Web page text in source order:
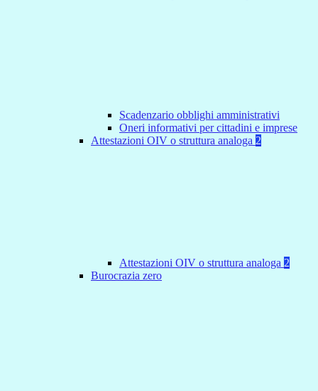
Scadenzario obblighi amministrativi
Oneri informativi per cittadini e imprese
Attestazioni OIV o struttura analoga 2
Attestazioni OIV o struttura analoga 2
Burocrazia zero